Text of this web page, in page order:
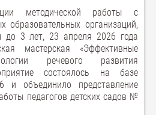
методической работы с
образовательных организаций,
3 лет, 23 апреля 2026 года
мастерская «Эффективные
речевого развития
состоялось на базе
объединило представление
педагогов детских садов №